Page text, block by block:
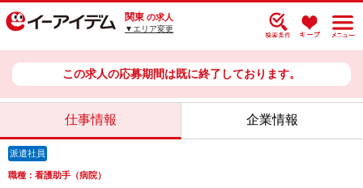
関東 の求人
▼エリア変更
この求人の応募期間は既に終了しております。
仕事情報 企業情報
派遣社員
職種：看護助手（病院）